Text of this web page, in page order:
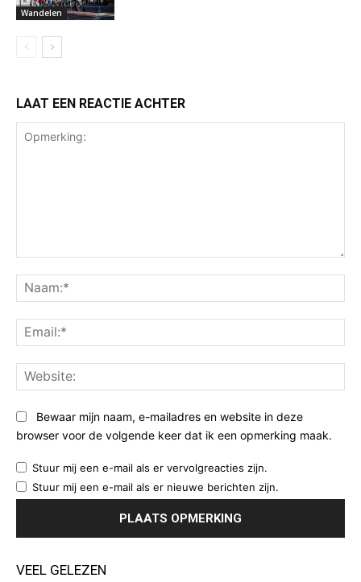
Wandelen
LAAT EEN REACTIE ACHTER
Bewaar mijn naam, e-mailadres en website in deze
browser voor de volgende keer dat ik een opmerking maak.
Stuur mij een e-mail als er vervolgreacties zijn.
Stuur mij een e-mail als er nieuwe berichten zijn.
VEEL GELEZEN